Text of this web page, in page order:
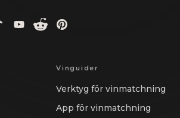
Vinguider
Verktyg för vinmatchning
App för vinmatchning